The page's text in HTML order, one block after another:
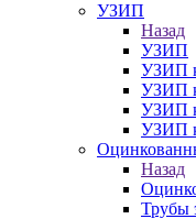
УЗИП
Назад
УЗИП
УЗИП
УЗИП
УЗИП
УЗИП
Назад
Трубы